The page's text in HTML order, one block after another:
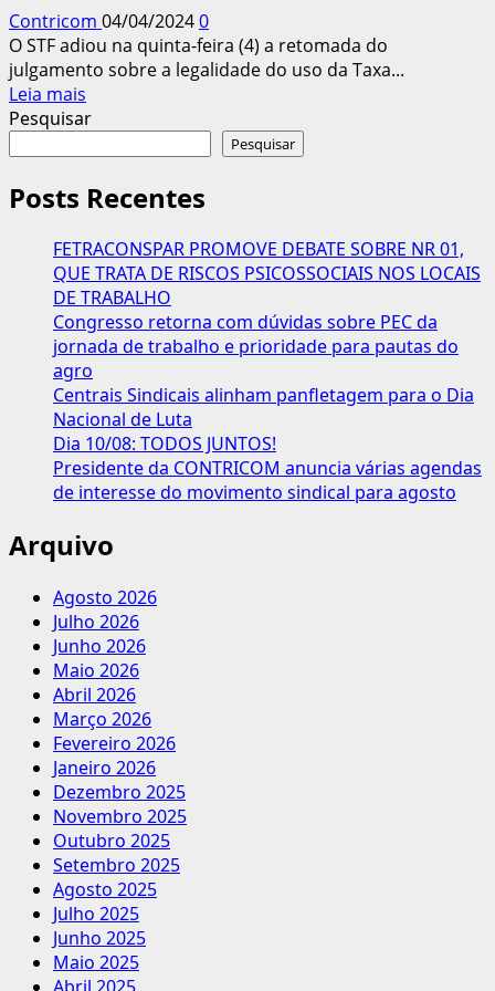
FGTS
Contricom 04/04/20240
O STF adiou na quinta-feira (4) a retomada do
julgamento sobre a legalidade do uso da Taxa...
Leia mais
mais
STF
adia
retomada
do
julgamento
sobre
correção
do
FGTS
Pesquisar
Pesquisar
Posts Recentes
FETRACONSPAR PROMOVE DEBATE SOBRE NR 01,
QUE TRATA DE RISCOS PSICOSSOCIAIS NOS LOCAIS
DE TRABALHO
Congresso retorna com dúvidas sobre PEC da
jornada de trabalho e prioridade para pautas do
agro
Centrais Sindicais alinham panfletagem para o Dia
Nacional de Luta
Dia 10/08: TODOS JUNTOS!
Presidente da CONTRICOM anuncia várias agendas
de interesse do movimento sindical para agosto
Arquivo
Agosto 2026
Julho 2026
Junho 2026
Maio 2026
Abril 2026
Março 2026
Fevereiro 2026
Janeiro 2026
Dezembro 2025
Novembro 2025
Outubro 2025
Setembro 2025
Agosto 2025
Julho 2025
Junho 2025
Maio 2025